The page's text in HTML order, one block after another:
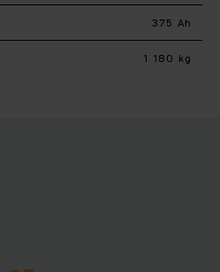
375 Ah
1 180 kg